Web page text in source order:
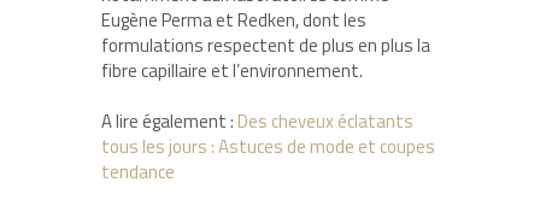
Eugène Perma et Redken, dont les
formulations respectent de plus en plus la
fibre capillaire et l’environnement.
A lire également : Des cheveux éclatants
tous les jours : Astuces de mode et coupes
tendance